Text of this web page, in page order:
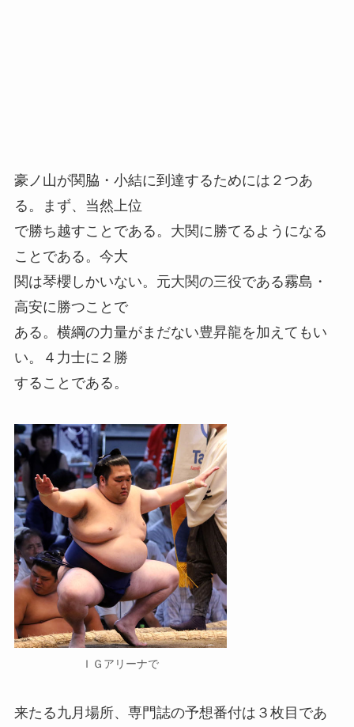
豪ノ山が関脇・小結に到達するためには２つあ
る。まず、当然上位
で勝ち越すことである。大関に勝てるようになる
ことである。今大
関は琴櫻しかいない。元大関の三役である霧島・
高安に勝つことで
ある。横綱の力量がまだない豊昇龍を加えてもい
い。４力士に２勝
することである。
ＩＧアリーナで
来たる九月場所、専門誌の予想番付は３枚目であ